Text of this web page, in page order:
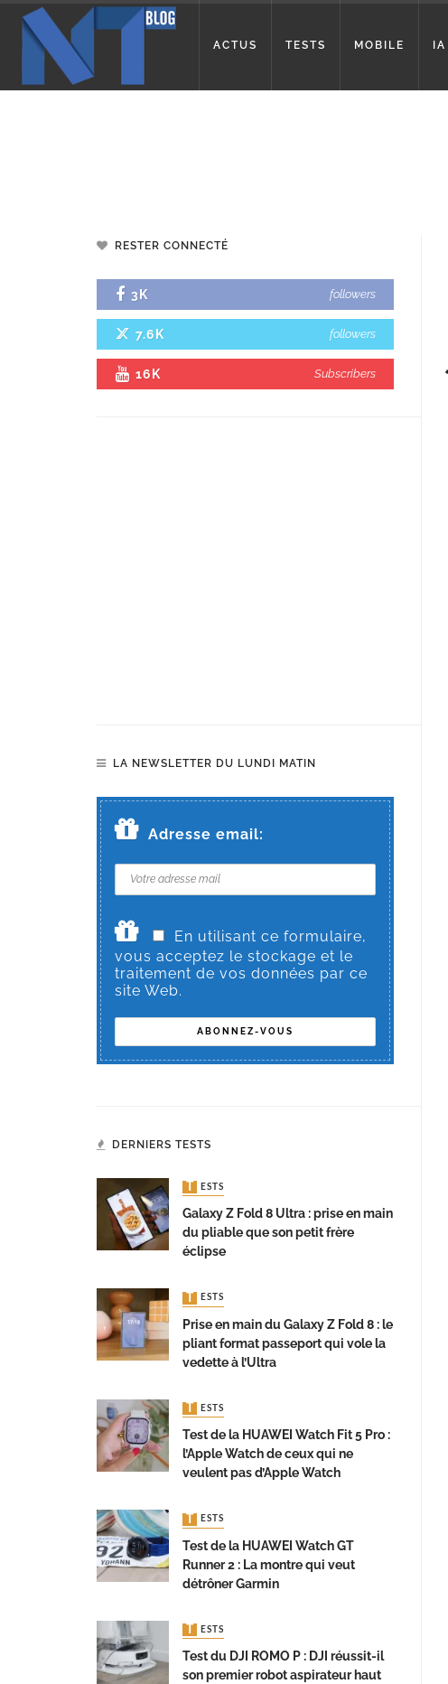
ACTUS TESTS MOBILE IA
RESTER CONNECTÉ
3K followers
7.6K followers
16K Subscribers
LA NEWSLETTER DU LUNDI MATIN
Adresse email:
En utilisant ce formulaire,
vous acceptez le stockage et le
traitement de vos données par ce
site Web.
DERNIERS TESTS
TESTS
Galaxy Z Fold 8 Ultra : prise en main
du pliable que son petit frère
éclipse
TESTS
Prise en main du Galaxy Z Fold 8 : le
pliant format passeport qui vole la
vedette à l’Ultra
TESTS
Test de la HUAWEI Watch Fit 5 Pro :
l’Apple Watch de ceux qui ne
veulent pas d’Apple Watch
TESTS
Test de la HUAWEI Watch GT
Runner 2 : La montre qui veut
détrôner Garmin
TESTS
Test du DJI ROMO P : DJI réussit-il
son premier robot aspirateur haut